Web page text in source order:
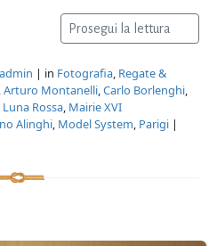
Prosegui la lettura
admin | in Fotografia, Regate &
,Arturo Montanelli,Carlo Borlenghi,
Luna Rossa, Mairie XVI
Alinghi, Model System, Parigi |